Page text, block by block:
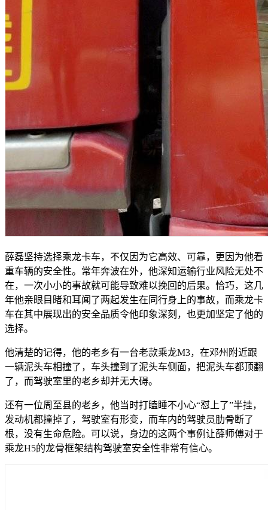
薛磊坚持选择乘龙卡车，不仅因为它高效、可靠，更因为他看
重车辆的安全性。常年奔波在外，他深知运输行业风险无处不
在，一次小小的事故就可能导致难以挽回的后果。恰巧，这几
年他亲眼目睹和耳闻了两起发生在同行身上的事故，而乘龙卡
车在其中展现出的安全品质令他印象深刻，也更加坚定了他的
选择。
他清楚的记得，他的老乡有一台老款乘龙M3，在邓州附近跟
一辆泥头车相撞了，车头撞到了泥头车侧面，把泥头车都顶翻
了，而驾驶室里的老乡却并无大碍。
还有一位周至县的老乡，他当时打瞌睡不小心“怼上了”半挂，
发动机都撞掉了，驾驶室有形变，而车内的驾驶员肋骨断了
根，没有生命危险。可以说，身边的这两个事例让薛师傅对于
乘龙H5的龙骨框架结构驾驶室安全性非常有信心。